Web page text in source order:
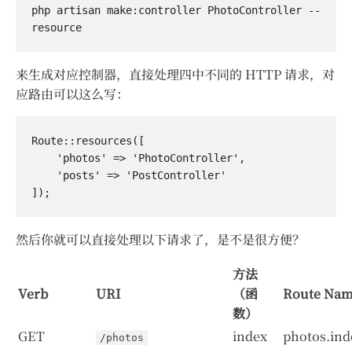
php artisan make:controller PhotoController --
来生成对应控制器，直接处理四中不同的 HTTP 请求，对
应路由可以这么写：
Route::resources([
然后你就可以直接处理以下请求了，是不是很方便？
Verb URI
方法
（函
数）
Route
GET /photos index